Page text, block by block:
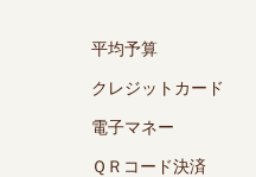
平均予算
クレジットカード
電子マネー
ＱＲコード決済